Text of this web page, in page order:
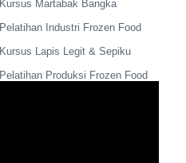
Kursus Martabak Bangka
Pelatihan Industri Frozen Food
Kursus Lapis Legit & Sepiku
Pelatihan Produksi Frozen Food